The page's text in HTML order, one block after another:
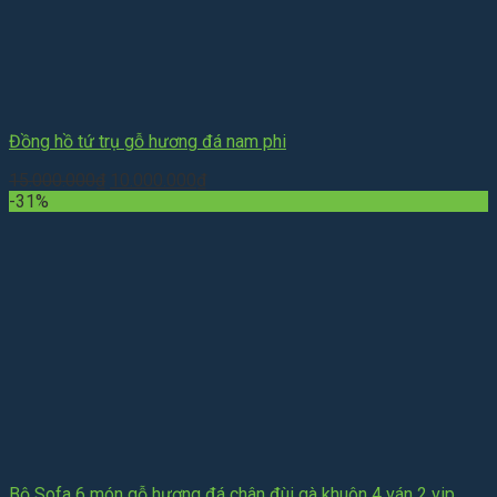
Đồng hồ tứ trụ gỗ hương đá nam phi
15.000.000₫ Giá
10.000.000₫
-31%